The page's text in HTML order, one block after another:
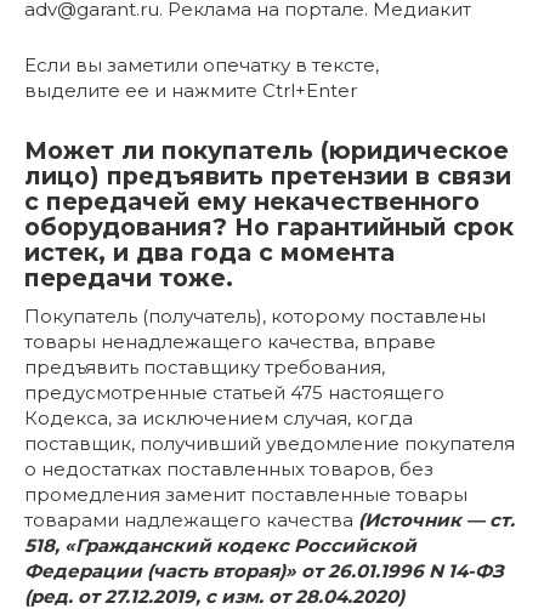
adv@garant.ru. Реклама на портале. Медиакит
Если вы заметили опечатку в тексте,
выделите ее и нажмите Ctrl+Enter
Может ли покупатель (юридическое
лицо) предъявить претензии в связи
с передачей ему некачественного
оборудования? Но гарантийный срок
истек, и два года с момента
передачи тоже.
Покупатель (получатель), которому поставлены
товары ненадлежащего качества, вправе
предъявить поставщику требования,
предусмотренные статьей 475 настоящего
Кодекса, за исключением случая, когда
поставщик, получивший уведомление покупателя
о недостатках поставленных товаров, без
промедления заменит поставленные товары
товарами надлежащего качества (Источник — ст.
518, «Гражданский кодекс Российской
Федерации (часть вторая)» от 26.01.1996 N 14-ФЗ
(ред. от 27.12.2019, с изм. от 28.04.2020)